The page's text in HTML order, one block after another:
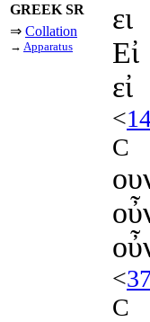
GREEK SR
⇒ Collation
→ Apparatus
ει
Εἰ
εἰ
<
C
<
C